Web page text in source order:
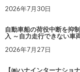
2026年7月30日
自動車船の荷役中断を抑
入 ～自力走行できない車
2026年7月27日
【㈱ハナインターナショ